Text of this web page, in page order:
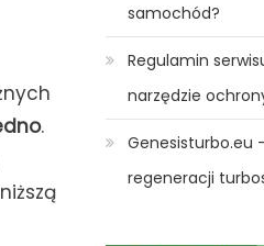
.
samochód?
Regulamin
narzędzie
Genesisturbo.eu
regeneracji